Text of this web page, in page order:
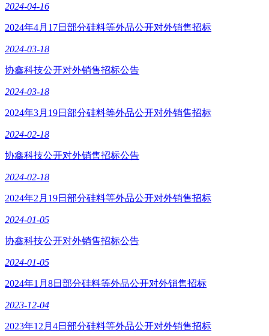
2024-04-16
2024年4月17日部分硅料等外品公开对外销售招标
2024-03-18
协鑫科技公开对外销售招标公告
2024-03-18
2024年3月19日部分硅料等外品公开对外销售招标
2024-02-18
协鑫科技公开对外销售招标公告
2024-02-18
2024年2月19日部分硅料等外品公开对外销售招标
2024-01-05
协鑫科技公开对外销售招标公告
2024-01-05
2024年1月8日部分硅料等外品公开对外销售招标
2023-12-04
2023年12月4日部分硅料等外品公开对外销售招标